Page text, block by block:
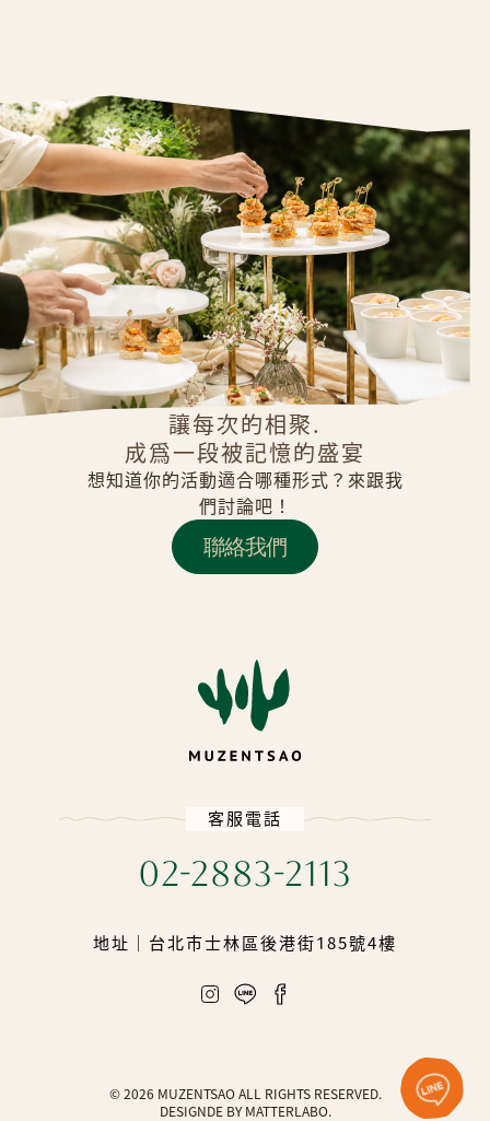
讓每次的相聚.
成為一段被記憶的盛宴
想知道你的活動適合哪種形式？來跟我
們討論吧！
聯絡我們
客服電話
02-2883-2113
地址｜ 台北市士林區後港街185號4樓
© 2026 MUZENTSAO ALL RIGHTS RESERVED.
DESIGNDE BY MATTERLABO.